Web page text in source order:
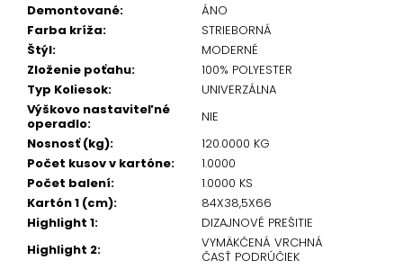
Demontované:
ÁNO
Farba kríža:
STRIEBORNÁ
Štýl:
MODERNÉ
Zloženie poťahu:
100% POLYESTER
Typ Koliesok:
UNIVERZÁLNA
Výškovo nastaviteľné
operadlo:
NIE
Nosnosť (kg):
120.0000 KG
Počet kusov v kartóne:
1.0000
Počet balení:
1.0000 KS
Kartón 1 (cm):
84X38,5X66
Highlight 1:
DIZAJNOVÉ PREŠITIE
Highlight 2:
VYMÄKČENÁ VRCHNÁ
ČASŤ PODRÚČIEK